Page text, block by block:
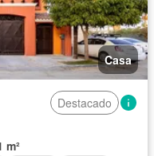
Casa
Destacado
m²